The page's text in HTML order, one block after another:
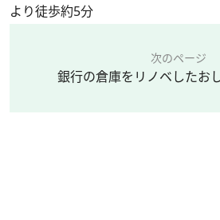
より徒歩約5分
次のページ
銀行の倉庫をリノベしたお